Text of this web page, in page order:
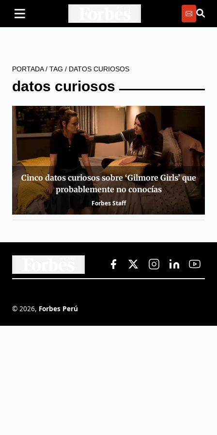
PORTADA/ TAG / DATOS CURIOSOS
datos curiosos
Cinco datos curiosos sobre ‘Gilmore Girls’ que
probablemente no conocías
Forbes Staff
© 2026, Forbes Perú